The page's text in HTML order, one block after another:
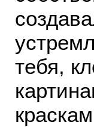
тебя,